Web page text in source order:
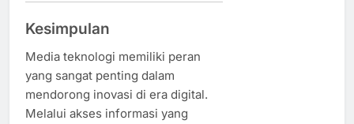
Kesimpulan
Media teknologi memiliki peran
yang sangat penting dalam
mendorong inovasi di era digital.
Melalui akses informasi yang